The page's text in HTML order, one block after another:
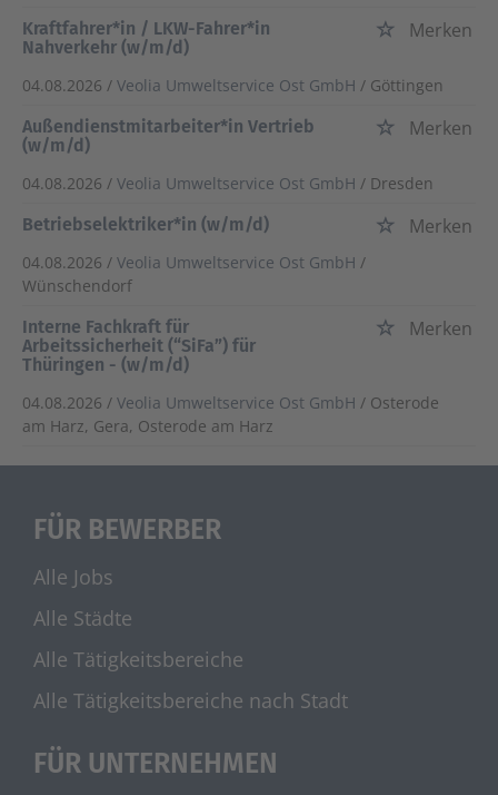
Kraftfahrer*in / LKW-Fahrer*in
Nahverkehr (w/m/d)
Merken
04.08.2026 / Veolia Umweltservice Ost GmbH / Göttingen
Außendienstmitarbeiter*in Vertrieb
(w/m/d)
Merken
04.08.2026 / Veolia Umweltservice Ost GmbH / Dresden
Betriebselektriker*in (w/m/d)
Merken
04.08.2026 / Veolia Umweltservice Ost GmbH /
Wünschendorf
Interne Fachkraft für
Arbeitssicherheit (“SiFa”) für
Thüringen - (w/m/d)
Merken
04.08.2026 / Veolia Umweltservice Ost GmbH / Osterode
am Harz, Gera, Osterode am Harz
FÜR BEWERBER
Alle Jobs
Alle Städte
Alle Tätigkeitsbereiche
Alle Tätigkeitsbereiche nach Stadt
FÜR UNTERNEHMEN